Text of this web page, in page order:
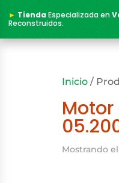
► TiendaEspecializada en
Reconstruidos.
Inicio /
Motor
Mostrando